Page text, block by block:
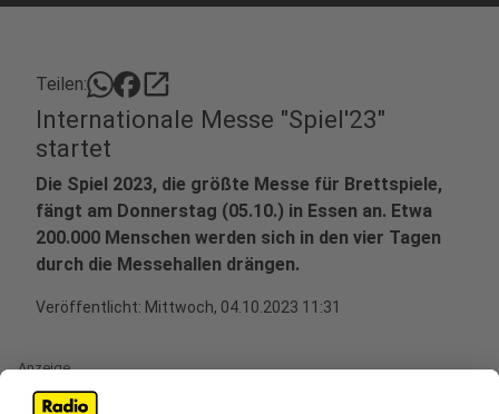
Teilen: open_in_new
Internationale Messe "Spiel'23"
startet
Die Spiel 2023, die größte Messe für Brettspiele,
fängt am Donnerstag (05.10.) in Essen an. Etwa
200.000 Menschen werden sich in den vier Tagen
durch die Messehallen drängen.
Veröffentlicht: Mittwoch, 04.10.2023 11:31
Anzeige